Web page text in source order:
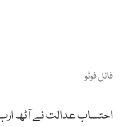
فائل فوٹو
احتساب عدالت نے آٹھ